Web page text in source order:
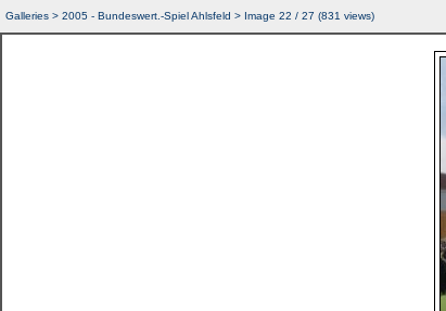
Galleries > 2005 - Bundeswert.-Spiel Ahlsfeld > Image 22 / 27 (831 views)